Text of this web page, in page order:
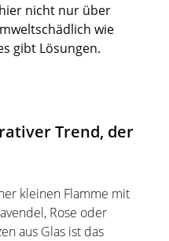
nicht nur über
wie
gibt Lösungen.
Trend, der
kleinen Flamme mit
Rose oder
aus Glas ist das